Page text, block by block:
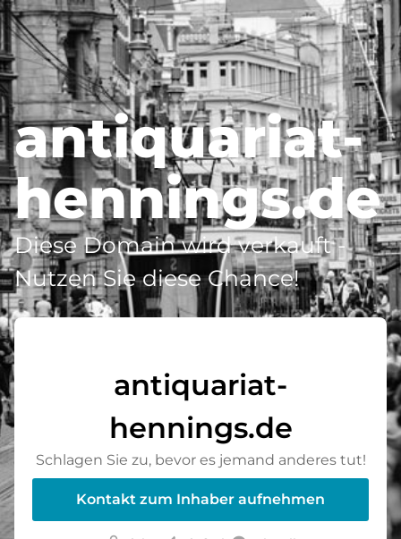
antiquariat-
hennings.de
Diese Domain wird verkauft -
Nutzen Sie diese Chance!
antiquariat-
hennings.de
Schlagen Sie zu, bevor es jemand anderes tut!
Kontakt zum Inhaber aufnehmen